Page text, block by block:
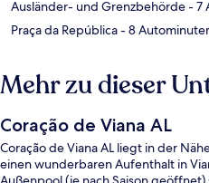
Ausländer- und Grenzbehörde- 7
Praça da República- 8
Mehr zu dieser
Coração de Viana AL
Coração de Viana AL liegt in der
einen wunderbaren Aufenthalt in